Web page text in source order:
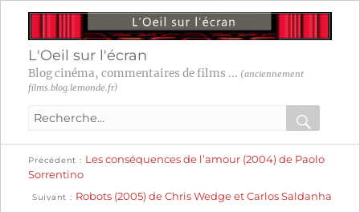
L'Oeil sur l'écran
Blog cinéma, commentaires de films ... (anciennement
films.blog.lemonde.fr)
Recherche
:
OK
Navigation
de
Précédent
précédente :
Les conséquences de l’amour (2004) de Paolo
Sorrentino
Suivant
suivante :
Robots (2005) de Chris Wedge et Carlos Saldanha